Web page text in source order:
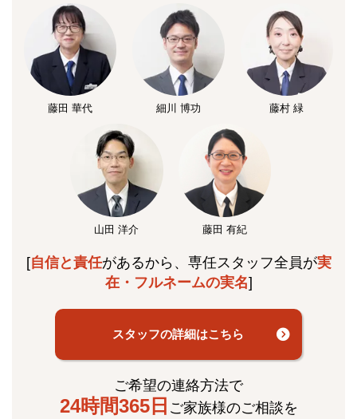
藤田 華代 細川 博功 藤村 緑
山田 洋介 藤田 有紀
[自信と責任があるから、専任スタッフ全員が実
在・フルネームの実名]
スタッフの詳細はこちら
ご希望の連絡方法で
24時間365日 ご家族様のご相談を